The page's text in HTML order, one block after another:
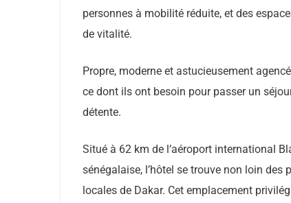
personnes à mobilité réduite, et des
de vitalité.
Propre, moderne et astucieusement
ce dont ils ont besoin pour passer un
détente.
Situé à 62 km de l’aéroport international
sénégalaise, l’hôtel se trouve non loin
locales de Dakar. Cet emplacement